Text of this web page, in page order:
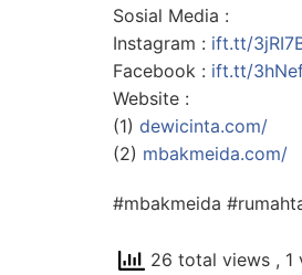
Sosial Media :
Instagram : ift.tt/
Facebook : ift.tt/
Website :
(1) dewicinta.com/
(2) mbakmeida.com/
#mbakmeida
26 total views , 1